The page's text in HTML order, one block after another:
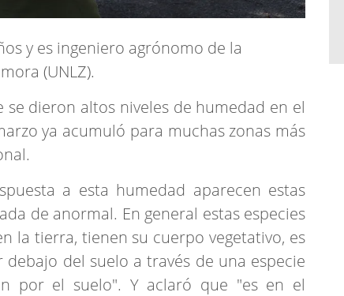
y es ingeniero agrónomo de la
(UNLZ).
dieron altos niveles de humedad en el
ya acumuló para muchas zonas más
a esta humedad aparecen estas
de anormal. En general estas especies
la tierra, tienen su cuerpo vegetativo, es
del suelo a través de una especie
por el suelo". Y aclaró que "es en el